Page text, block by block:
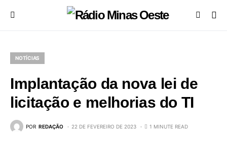
NOTÍCIAS
Implantação da nova lei de
licitação e melhorias do TI
POR REDAÇÃO 22 DE FEVEREIRO DE 2023 1 MINUTE READ